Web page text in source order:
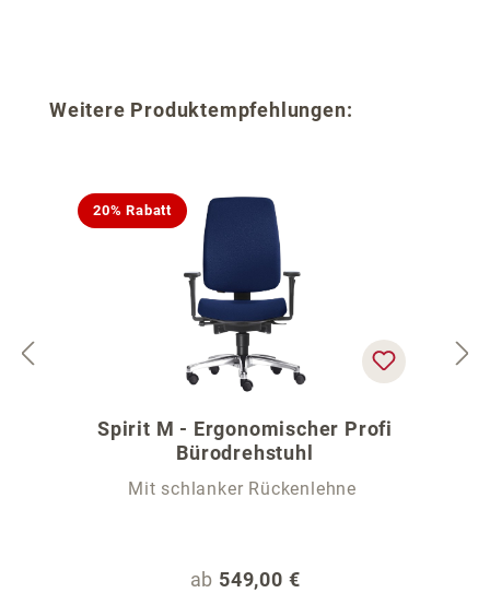
Produktgalerie überspringen
Weitere Produktempfehlungen:
20% Rabatt
Spirit M - Ergonomischer Profi
Bürodrehstuhl
Mit schlanker Rückenlehne
Regulärer Preis:
ab 549,00 €